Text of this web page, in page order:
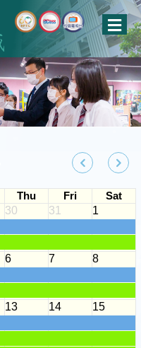
Thu Fri
Sat
30 31 1
6 7 8
13 14 15